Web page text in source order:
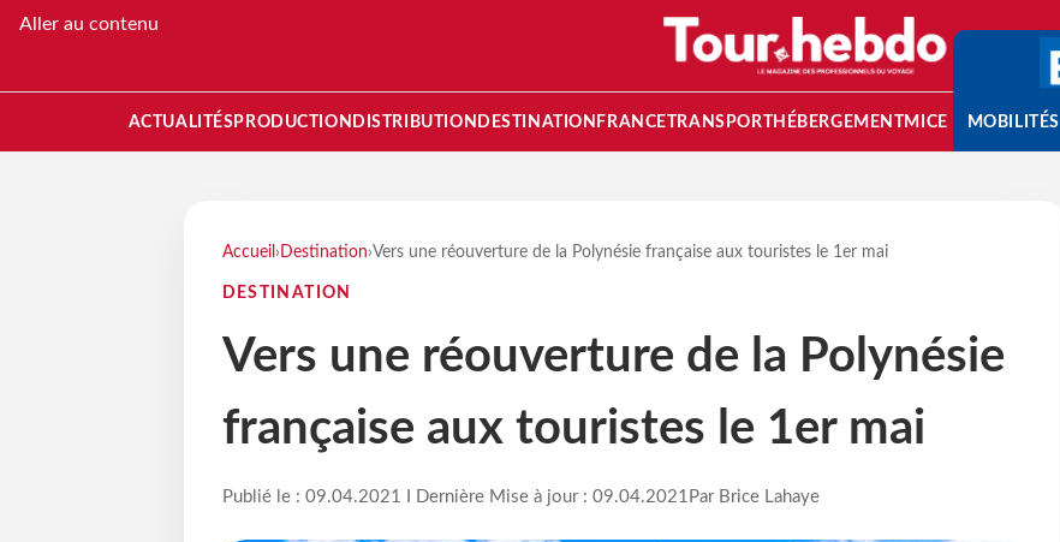
Aller au contenu
ACTUALITÉS PRODUCTION DISTRIBUTION DESTINATION FRANCETRANSPORT HÉBERGEMENTMICE MOBILITÉS
Accueil › Destination›Vers une réouverture de la Polynésie française aux touristes le 1er mai
DESTINATION
Vers une réouverture de la Polynésie
française aux touristes le 1er mai
Publié le : 09.04.2021 I Dernière Mise à jour : 09.04.2021 Par Brice Lahaye